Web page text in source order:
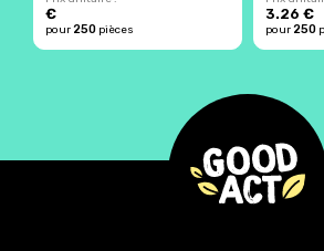
€
pour250 pièces
3.26 €
pour250